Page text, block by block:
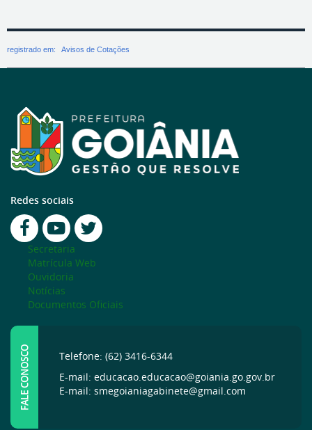
registrado em: Avisos de Cotações
Redes sociais
Secretaria
Matrícula Web
Ouvidoria
Notícias
Documentos Oficiais
FALE CONOSCO
Telefone: (62) 3416-6344
E-mail: educacao.educacao@goiania.go.gov.br
E-mail: smegoianiagabinete@gmail.com